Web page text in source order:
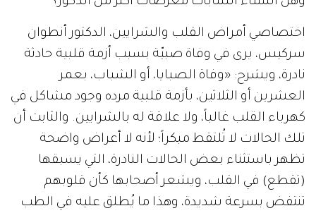
اختصاصي أمراض القلب والشرايين، الدكتور أنطوان
سركيس، يرى في وفاة صبيّة بسبب أزمة قلبية حادثة
نادرة، ويشرح: «وفاة الصبايا، أو الشباب، بعمر
العشرين أو الثلاثين، بأزمة قلبية مرده وجود مشاكل في
كهرباء القلب غالباً، ولا علاقة له بالشرايين. والثابت أن
تلك الحالات لا تُلتقط مبكراً؛ لأنه لا أعراض واضحة
تظهر باستثناء بعض الحالات النادرة، التي يسبقها
(تقطع) في القلب، ويشعر أصحابها كأن قلوبهم
تنتفض بسرعة شديدة، وهذا ما يُطلق عليه في الطب